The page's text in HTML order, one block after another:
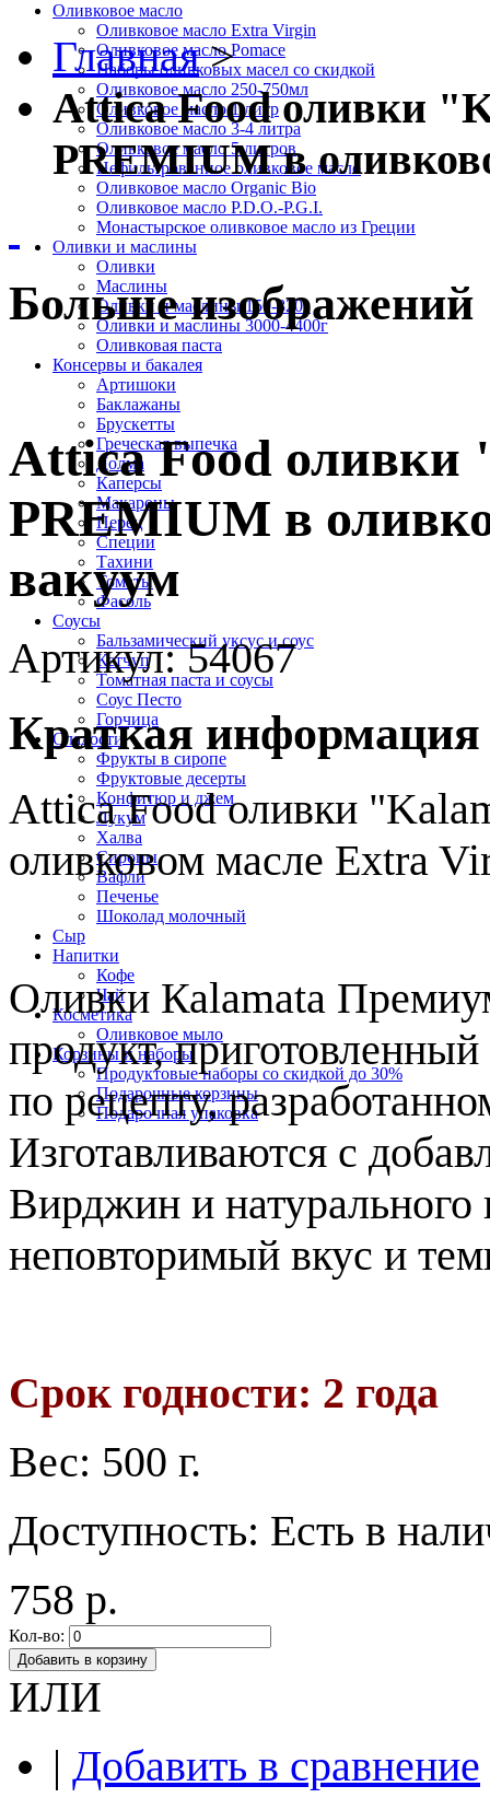
Оливковое масло
Оливковое масло Extra Virgin
Оливковое масло Pomace
Наборы оливковых масел со скидкой
Оливковое масло 250-750мл
Оливковое масло 1 литр
Оливковое масло 3-4 литра
Оливковое масло 5 литров
Нефильтрованное оливковое масло
Оливковое масло Organic Bio
Оливковое масло P.D.O.-P.G.I.
Монастырское оливковое масло из Греции
Оливки и маслины
Оливки
Маслины
Оливки и маслины 150-820г
Оливки и маслины 3000-4400г
Оливковая паста
Консервы и бакалея
Артишоки
Баклажаны
Брускетты
Греческая выпечка
Долма
Каперсы
Макароны
Перец
Специи
Тахини
Томаты
Фасоль
Соусы
Бальзамический уксус и соус
Кетчуп
Томатная паста и соусы
Соус Песто
Горчица
Cладости
Фрукты в сиропе
Фруктовые десерты
Конфитюр и джем
Лукум
Халва
Сиропы
Вафли
Печенье
Шоколад молочный
Сыр
Напитки
Кофе
Чай
Косметика
Оливковое мыло
Корзины и наборы
Продуктовые наборы со скидкой до 30%
Подарочные корзины
Подарочная упаковка
Главная >
Attica Food оливки
PREMIUM в
Больше изображений
Attica Food оливки
PREMIUM в
вакуум
Артикул:54067
Краткая информация
Attica Food оливки
оливковом масле Extra
Оливки Каlamata
продукт,
по рецепту,
Изготавливаются с
Вирджин и
неповторимый вкус и
Срок годности: 2 года
Вес: 500 г.
Доступность: Есть в
758 р.
Кол-во:
Добавить в корзину
ИЛИ
| Добавить в сравнение